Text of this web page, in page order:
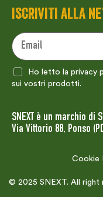
ISCRIVITI ALLA
Ho letto la privacy
sui vostri prodotti.
SNEXT è un marchio di
Via Vittorio 88, Ponso
© 2025 SNEXT. All right
Cookie